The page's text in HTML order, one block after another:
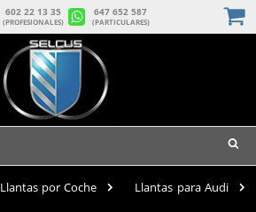
602 22 13 35
(PROFESIONALES)
647 652 587
(PARTICULARES)
Llantas por Coche
Llantas para Audi